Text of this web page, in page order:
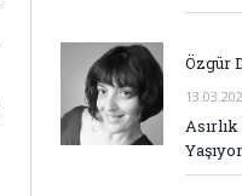
Özgür
Yaşıyor